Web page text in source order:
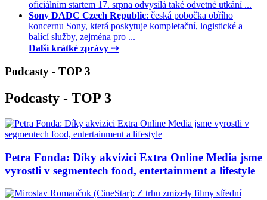
oficiálním startem 17. srpna odvysílá také odvetné utkání ...
Sony DADC Czech Republic: česká pobočka obřího
koncernu Sony, která poskytuje kompletační, logistické a
balící služby, zejména pro ...
Další krátké zprávy ⇢
Podcasty - TOP 3
Podcasty - TOP 3
Petra Fonda: Díky akvizici Extra Online Media jsme
vyrostli v segmentech food, entertainment a lifestyle